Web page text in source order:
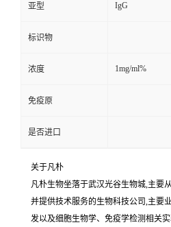
亚型 IgG
标识物
浓度 1mg/ml%
免疫原
是否进口
关于凡朴
凡朴生物坐落于武汉光谷生物城,主要
并提供技术服务的生物科技公司,主要
发以及细胞生物学、免疫学检测相关